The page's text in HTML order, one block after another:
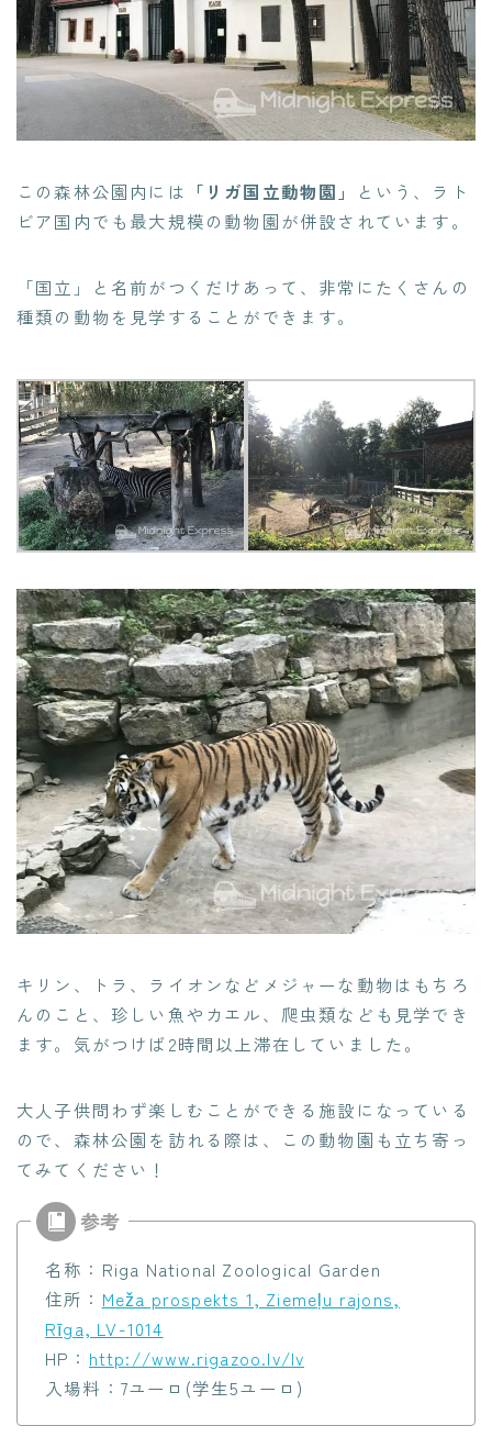
この森林公園内には 「リガ国立動物園」
という、ラト
ビア国内でも最大規模の動物園が併設されています。
「国立」と名前がつくだけあって、非常にたくさんの
種類の動物を見学することができます。
キリン、トラ、ライオンなどメジャーな動物はもちろ
んのこと、珍しい魚やカエル、爬虫類なども見学でき
ます。気がつけば2時間以上滞在していました。
大人子供問わず楽しむことができる施設になっている
ので、森林公園を訪れる際は、この動物園も立ち寄っ
てみてください！
名称：Riga National Zoological Garden
住所： Meža prospekts 1, Ziemeļu rajons,
Rīga, LV-1014
HP： http://www.rigazoo.lv/lv
入場料：7ユーロ(学生5ユーロ)